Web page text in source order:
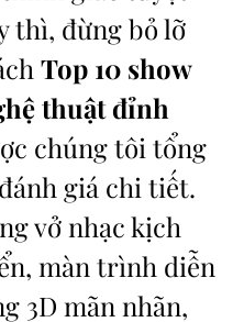
thì, đừng bỏ lỡ
Top 10 show
thuật đỉnh
chúng tôi tổng
giá chi tiết.
vở nhạc kịch
màn trình diễn
3D mãn nhãn,